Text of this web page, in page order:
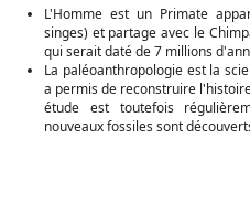
L'Homme est un Primate
singes) et partage avec le
qui serait daté de 7 millions
La paléoanthropologie est la
a permis de reconstruire
étude est toutefois
nouveaux fossiles sont